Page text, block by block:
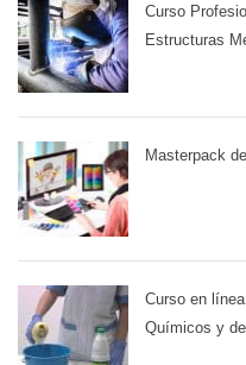
Curso
Estructuras
Masterpack
Curso en
Químicos y